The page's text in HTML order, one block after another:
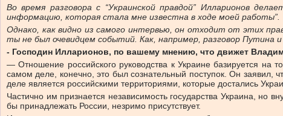
Во время разговора с “Украинской правдой” Илларионов
информацию, которая стала мне известна в ходе моей работы”.
Однако, как видно из самого интервью, он отходит от этих
ты не был очевидцем событий. Как, например, разговор Путина
- Господин Илларионов, по вашему мнению, что движет
— Отношение российского руководства к Украине базируется на
самом деле, конечно, это был сознательный поступок. Он заявил,
деле является российскими территориями, которые достались
Частично им признается независимость государства Украина, но
бы принадлежать России, незримо присутствует.